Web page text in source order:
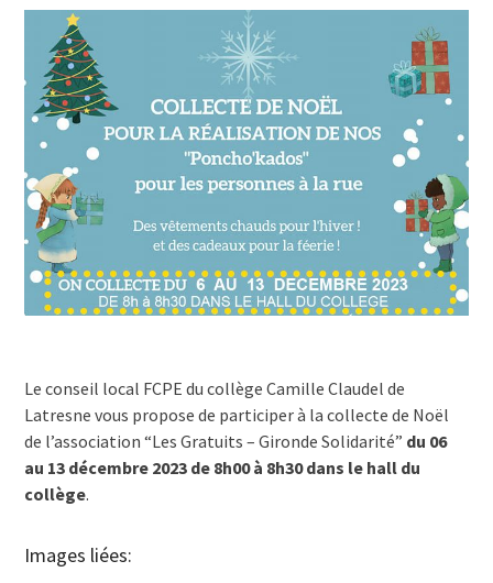
Le conseil local FCPE du collège Camille Claudel de
Latresne vous propose de participer à la collecte de Noël
de l’association “Les Gratuits – Gironde Solidarité” du 06
au 13 décembre 2023 de 8h00 à 8h30 dans le hall du
collège.
Images liées: